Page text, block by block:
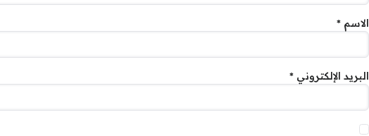
الاسم *
البريد الإلكتروني *